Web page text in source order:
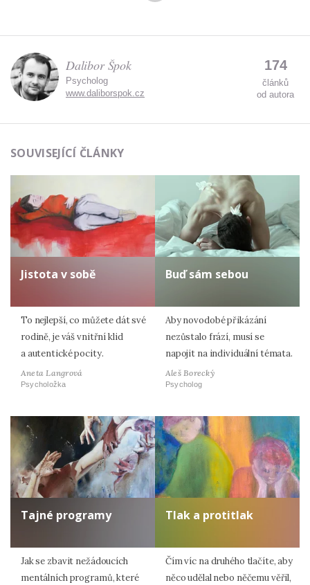
Dalibor Špok
Psycholog
www.daliborspok.cz
174
článků
od autora
SOUVISEJÍCÍ ČLÁNKY
Jistota v sobě
To nejlepší, co můžete dát své
rodině, je váš vnitřní klid
a autentické pocity.
Aneta Langrová
Psycholožka
Buď sám sebou
Aby novodobé přikázání
nezůstalo frází, musí se
napojit na individuální témata.
Aleš Borecký
Psycholog
Tajné programy
Jak se zbavit nežádoucích
mentálních programů, které
Tlak a protitlak
Čím víc na druhého tlačíte, aby
něco udělal nebo něčemu věřil,